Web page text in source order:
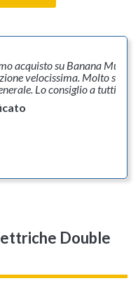
su Banana Music.
velocissima. Molto
Lo consiglio a tutti
Double